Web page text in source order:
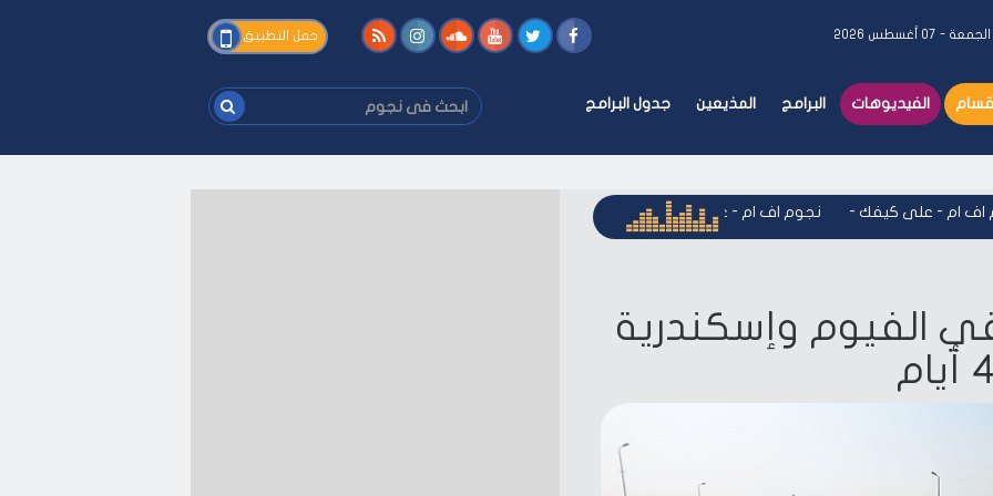
الجمعة - ٠٧ أغسطس ٢٠٢٦ حمل التطبيق
الفيديوهات البرامج المذيعين جدول البرامج
ابحث
فى
فى
-ام - على كيفك - نجوم اف ام - على كيفك نجوم اف ام - على كيفك
الفيوم وإسكندرية